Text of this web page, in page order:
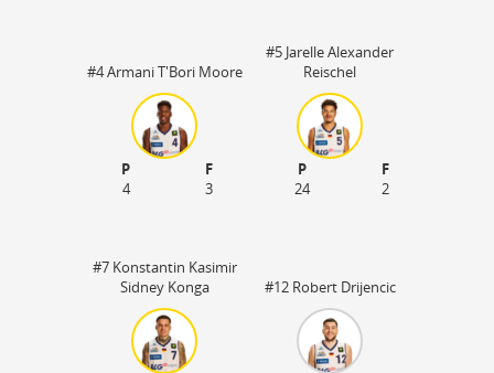
#4 Armani T'Bori Moore
P
F
4
3
#5 Jarelle Alexander
Reischel
P
F
24
2
#7 Konstantin Kasimir
Sidney Konga
#12 Robert Drijencic